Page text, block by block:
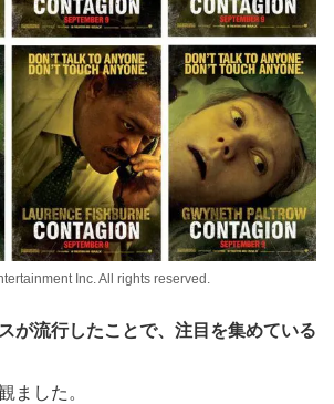
Inc. All rights reserved.
が流行したことで、注目を集めている
ました。